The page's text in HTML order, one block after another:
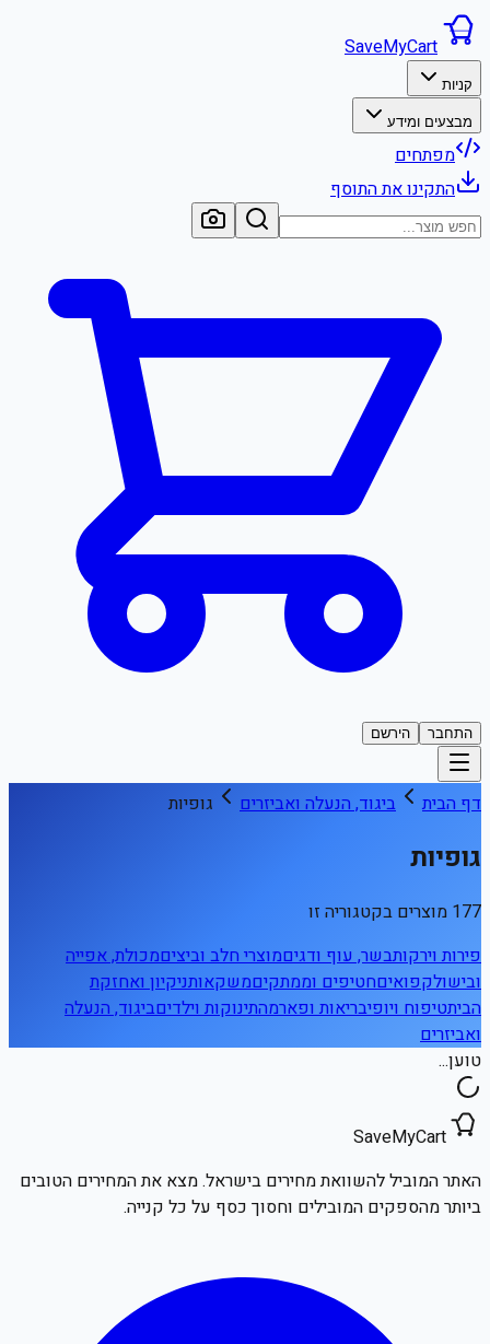
SaveMyCart
קניות
מבצעים ומידע
מפתחים
התקינו את התוסף
התחבר הירשם
דף הבית ביגוד, הנעלה ואביזרים גופיות
גופיות
177 מוצרים בקטגוריה זו
פירות וירקותבשר, עוף ודגיםמוצרי חלב וביציםמכולת, אפייה
ובישולקפואיםחטיפים וממתקיםמשקאותניקיון ואחזקת
הביתטיפוח ויופיבריאות ופארמהתינוקות וילדיםביגוד, הנעלה
ואביזרים
טוען...
SaveMyCart
האתר המוביל להשוואת מחירים בישראל. מצא את המחירים הטובים
ביותר מהספקים המובילים וחסוך כסף על כל קנייה.